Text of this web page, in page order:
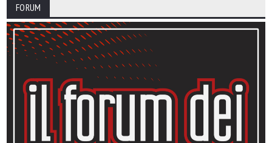
FORUM